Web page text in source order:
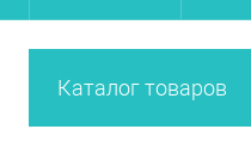
Каталог товаров